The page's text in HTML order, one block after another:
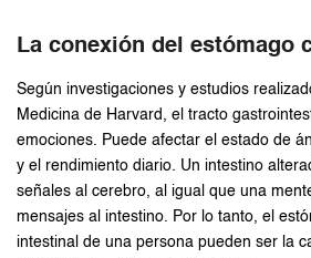
La conexión del estómago
Según investigaciones y estudios
Medicina de Harvard, el tracto
emociones. Puede afectar el estado de
y el rendimiento diario. Un intestino
señales al cerebro, al igual que una
mensajes al intestino. Por lo tanto, el
intestinal de una persona pueden ser la